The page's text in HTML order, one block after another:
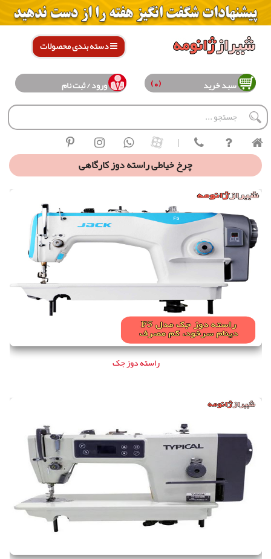
دسته بندی محصولات
سبد خرید (0) ورود / ثبت نام
|
چرخ خیاطی راسته دوز كارگاهی
راسته دوز جک
راسته دوز جک
راسته دوز تیپیکال